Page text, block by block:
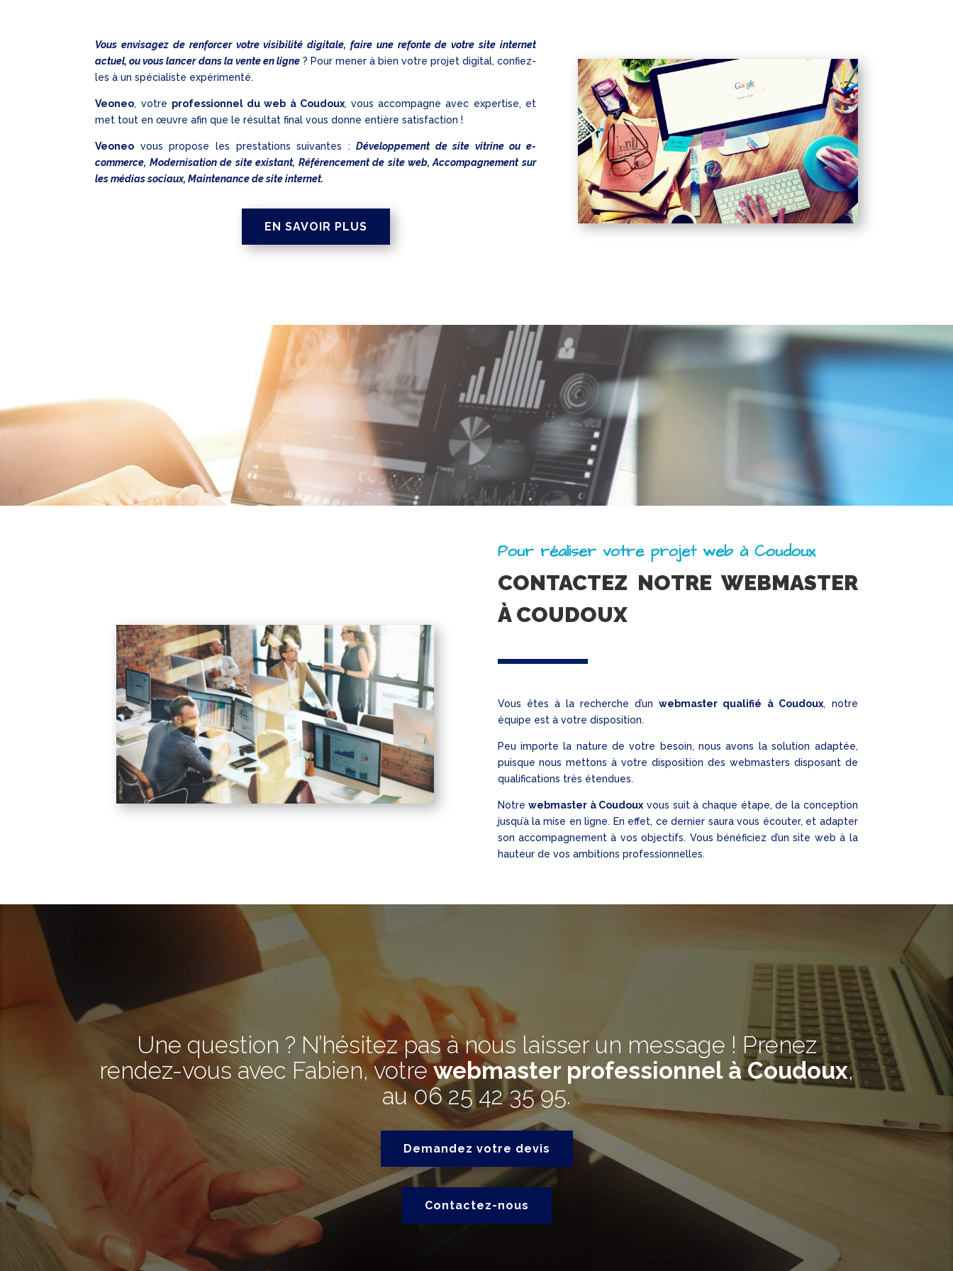
Vous envisagez de renforcer votre visibilité digitale, faire une refonte de votre site internet
actuel, ou vous lancer dans la vente en ligne? Pour mener à bien votre projet digital, confiez-
les à un spécialiste expérimenté.
Veoneo, votre professionnel du web à Coudoux, vous accompagne avec expertise, et
met tout en œuvre afin que le résultat final vous donne entière satisfaction !
Veoneo vous propose les prestations suivantes :Développement de site vitrine ou e-
commerce, Modernisation de site existant, Référencement de site web, Accompagnement sur
les médias sociaux, Maintenance de site internet.
EN SAVOIR PLUS
Pour réaliser votre projet web à Coudoux
CONTACTEZ NOTRE WEBMASTER
À COUDOUX
Vous êtes à la recherche d’unwebmaster qualifié à Coudoux, notre
équipe est à votre disposition.
Peu importe la nature de votre besoin, nous avons la solution adaptée,
puisque nous mettons à votre disposition des webmasters disposant de
qualifications très étendues.
Notrewebmaster à Coudoux vous suit à chaque étape, de la conception
jusqu’à la mise en ligne. En effet, ce dernier saura vous écouter, et adapter
son accompagnement à vos objectifs. Vous bénéficiez d’un site web à la
hauteur de vos ambitions professionnelles.
Une question ? N’hésitez pas à nous laisser un message ! Prenez
rendez-vous avec Fabien, votrewebmaster professionnel à Coudoux,
au06 25 42 35 95.
Demandez votre devis
Contactez-nous